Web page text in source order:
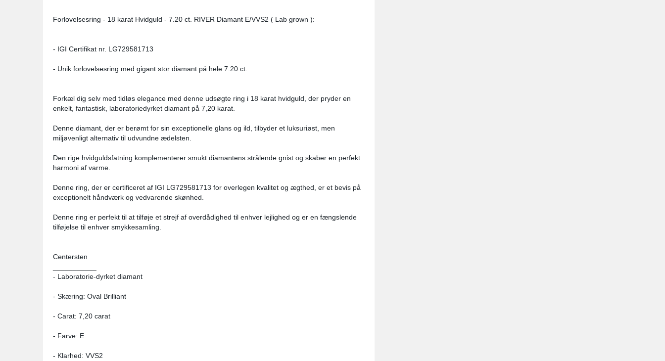
Forlovelsesring - 18 karat Hvidguld - 7.20 ct. RIVER Diamant E/VVS2 ( Lab grown ):
- IGI Certifikat nr. LG729581713
- Unik forlovelsesring med gigant stor diamant på hele 7.20 ct.
Forkæl dig selv med tidløs elegance med denne udsøgte ring i 18 karat hvidguld, der pryder en
enkelt, fantastisk, laboratoriedyrket diamant på 7,20 karat.
Denne diamant, der er berømt for sin exceptionelle glans og ild, tilbyder et luksuriøst, men
miljøvenligt alternativ til udvundne ædelsten.
Den rige hvidguldsfatning komplementerer smukt diamantens strålende gnist og skaber en perfekt
harmoni af varme.
Denne ring, der er certificeret af IGI LG729581713 for overlegen kvalitet og ægthed, er et bevis på
exceptionelt håndværk og vedvarende skønhed.
Denne ring er perfekt til at tilføje et strejf af overdådighed til enhver lejlighed og er en fængslende
tilføjelse til enhver smykkesamling.
Centersten
- Laboratorie-dyrket diamant
- Skæring: Oval Brilliant
- Carat: 7,20 carat
- Farve: E
- Klarhed: VVS2